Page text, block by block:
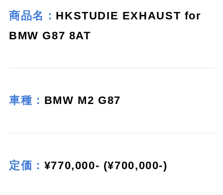
商品名： HKSTUDIE EXHAUST for
BMW G87 8AT
車種： BMW M2 G87
定価： ¥770,000- (¥700,000-)